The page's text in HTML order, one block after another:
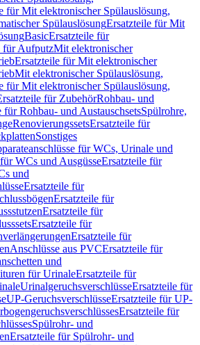
für Mit elektronischer Spülauslösung,
SpülauslösungErsatzteile für Mit
BasicErsatzteile für
für AufputzMit elektronischer
Ersatzteile für Mit elektronischer
Mit elektronischer Spülauslösung,
für Mit elektronischer Spülauslösung,
für ZubehörRohbau- und
für Rohbau- und AustauschsetsSpülrohre,
RenovierungssetsErsatzteile für
Sonstiges
für WCs, Urinale und
WCs und AusgüsseErsatzteile für
und
Ersatzteile für
Ersatzteile für
Ersatzteile für
Ersatzteile für
Ersatzteile für
Anschlüsse aus PVCErsatzteile für
und
für UrinaleErsatzteile für
UrinalgeruchsverschlüsseErsatzteile für
UP-GeruchsverschlüsseErsatzteile für UP-
Ersatzteile für
Spülrohr- und
Ersatzteile für Spülrohr- und